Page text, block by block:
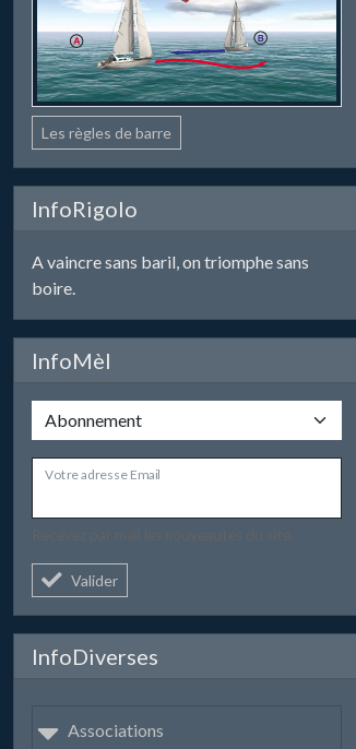
Les règles de barre
InfoRigolo
A vaincre sans baril, on triomphe sans
boire.
InfoMèl
Votre adresse Email
Valider
InfoDiverses
Associations